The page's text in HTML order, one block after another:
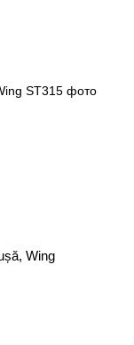
Wing